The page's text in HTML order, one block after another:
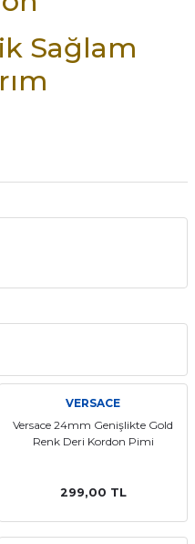
Sağlam
VERSACE
Versace 24mm Genişlikte Gold
Renk Deri Kordon Pimi
299,00 TL